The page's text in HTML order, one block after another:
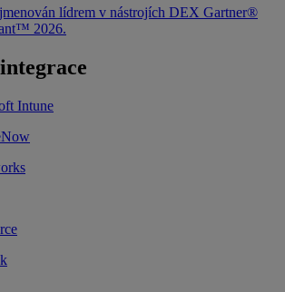
lídrem v nástrojích DEX Gartner®
2026.
Intune